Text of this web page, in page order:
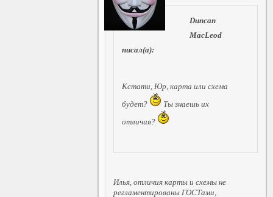
Duncan
MacLeod
писал(а):
Кстати, Юр, карта или схема
будет? Ты знаешь их
отличия?
Илья, отличия карты и схемы не
регламентированы ГОСТами,